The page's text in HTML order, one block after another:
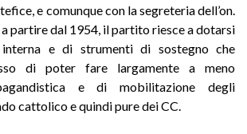
e comunque con la segreteria dell’on.
partire dal 1954, il partito riesce a dotarsi
e di strumenti di sostegno che
di poter fare largamente a meno
e di mobilitazione degli
cattolico e quindi pure dei CC.